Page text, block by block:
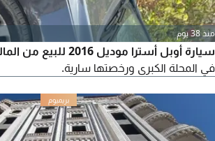
منذ 38 يوم
سيارة أوبل أسترا
في المحلة الكبرى ورخصتها سارية.